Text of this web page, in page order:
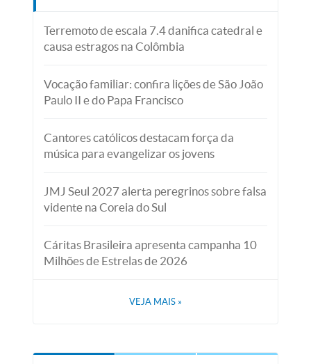
Terremoto de escala 7.4 danifica catedral e
causa estragos na Colômbia
Vocação familiar: confira lições de São João
Paulo II e do Papa Francisco
Cantores católicos destacam força da
música para evangelizar os jovens
JMJ Seul 2027 alerta peregrinos sobre falsa
vidente na Coreia do Sul
Cáritas Brasileira apresenta campanha 10
Milhões de Estrelas de 2026
VEJA MAIS »